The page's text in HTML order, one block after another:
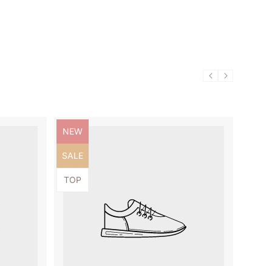
Produktbezeichnung:
NEW
Produktbezeichnung:
SALE
Produktbezeichnung:
TOP